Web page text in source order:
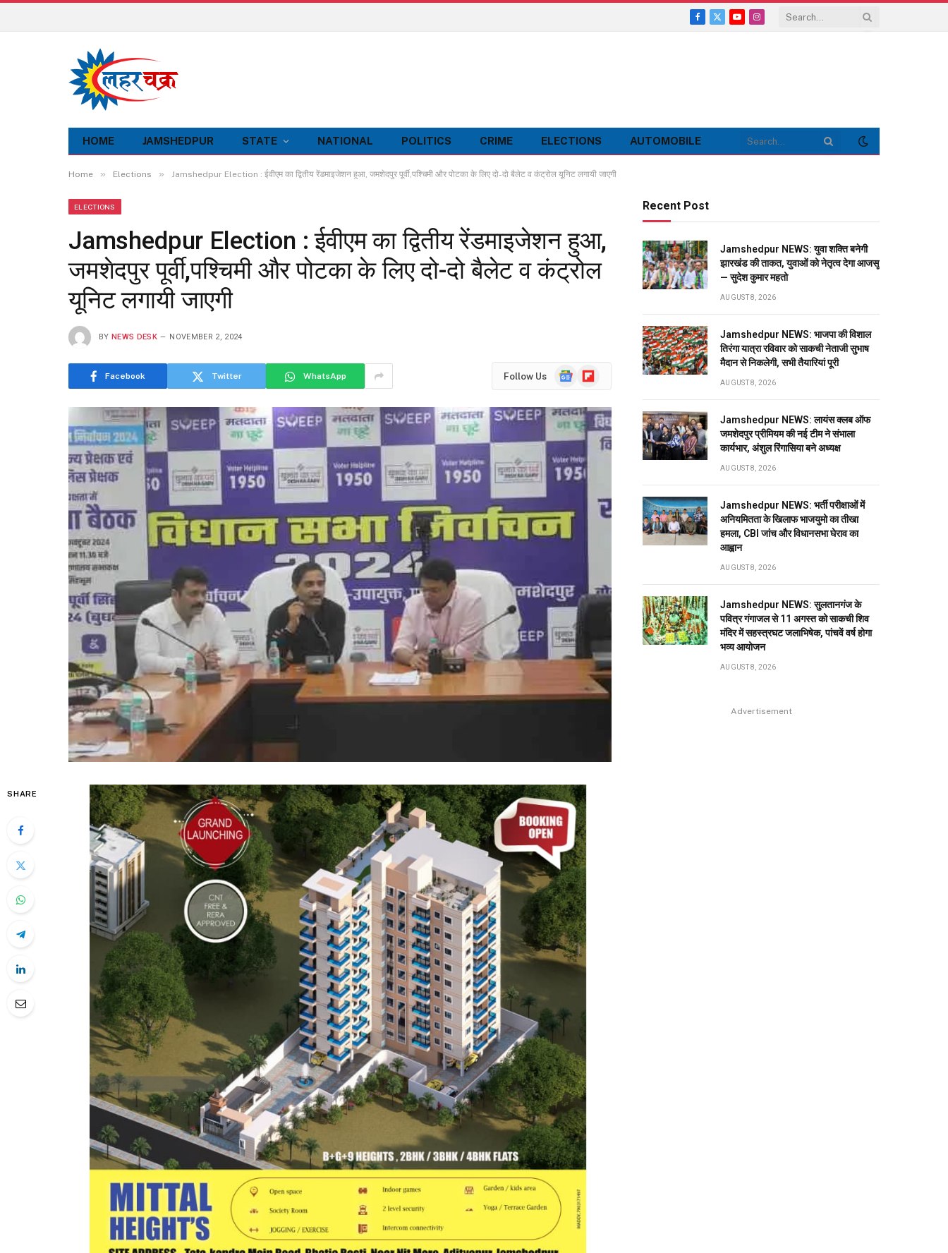
Facebook
X
YouTubeInstagram
HOME JAMSHEDPUR STATE NATIONAL POLITICS CRIME ELECTIONS AUTOMOBILE
Home » Elections » Jamshedpur Election : ईवीएम का द्वितीय रेंडमाइजेशन हुआ, जमशेदपुर पूर्वी,पश्चिमी और पोटका के लिए दो-दो बैलेट व कंट्रोल यूनिट लगायी जाएगी
ELECTIONS
Jamshedpur Election : ईवीएम का द्वितीय रेंडमाइजेशन हुआ,
जमशेदपुर पूर्वी,पश्चिमी और पोटका के लिए दो-दो बैलेट व कंट्रोल
यूनिट लगायी जाएगी
BY NEWS DESK NOVEMBER 2, 2024
Facebook Twitter WhatsApp Follow Us
GoogleFlipboard
SHARE
Recent Post
Jamshedpur NEWS: युवा शक्ति बनेगी
झारखंड की ताकत, युवाओं को नेतृत्व देगा आजसू
— सुदेश कुमार महतो
AUGUST 8, 2026
Jamshedpur NEWS: भाजपा की विशाल
तिरंगा यात्रा रविवार को साकची नेताजी सुभाष
मैदान से निकलेगी, सभी तैयारियां पूरी
AUGUST 8, 2026
Jamshedpur NEWS: लायंस क्लब ऑफ
जमशेदपुर प्रीमियम की नई टीम ने संभाला
कार्यभार, अंशुल रिंगासिया बने अध्यक्ष
AUGUST 8, 2026
Jamshedpur NEWS: भर्ती परीक्षाओं में
अनियमितता के खिलाफ भाजयुमो का तीखा
हमला, CBI जांच और विधानसभा घेराव का
आह्वान
AUGUST 8, 2026
Jamshedpur NEWS: सुलतानगंज के
पवित्र गंगाजल से 11 अगस्त को साकची शिव
मंदिर में सहस्त्रघट जलाभिषेक, पांचवें वर्ष होगा
भव्य आयोजन
AUGUST 8, 2026
Advertisement